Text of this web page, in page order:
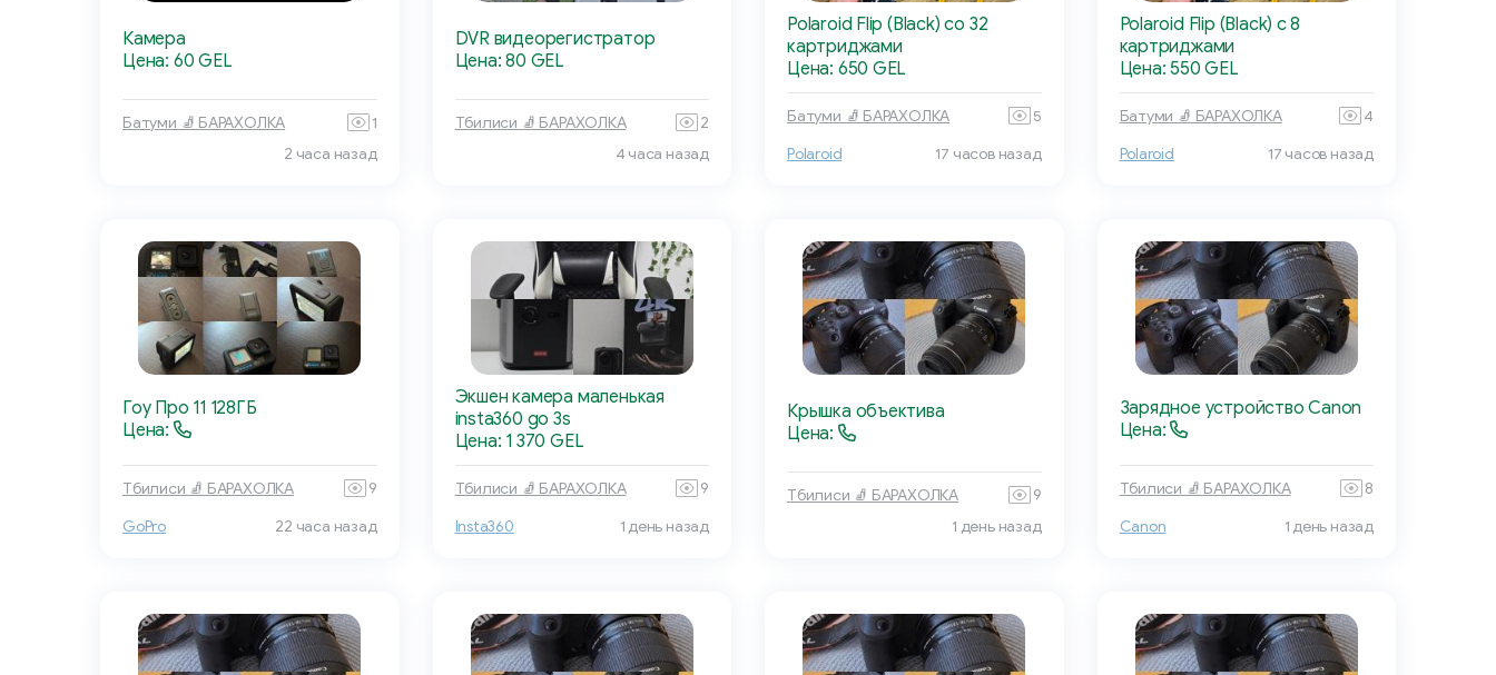
Камера
Цена: 60 GEL
Батуми 🧦 БАРАХОЛКА
1
2 часа назад
DVR видеорегистратор
Цена: 80 GEL
Тбилиси 🧦 БАРАХОЛКА
2
4 часа назад
Polaroid Flip (Black) со 32
картриджами
Цена: 650 GEL
Батуми 🧦 БАРАХОЛКА 5
Polaroid 17 часов назад
Polaroid Flip (Black) с 8
картриджами
Цена: 550 GEL
Батуми 🧦 БАРАХОЛКА 4
Polaroid 17 часов назад
Гоу Про 11 128ГБ
Цена:
Тбилиси 🧦 БАРАХОЛКА 9
GoPro 22 часа назад
Экшен камера маленькая
insta360 go 3s
Цена: 1 370 GEL
Тбилиси 🧦 БАРАХОЛКА 9
Insta360 1 день назад
Крышка объектива
Цена:
Тбилиси 🧦 БАРАХОЛКА
9
1 день назад
Зарядное устройство Canon
Цена:
Тбилиси 🧦 БАРАХОЛКА 8
Canon 1 день назад